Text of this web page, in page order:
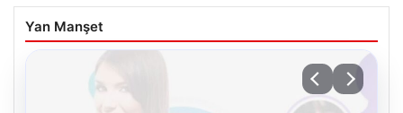
Yan Manşet